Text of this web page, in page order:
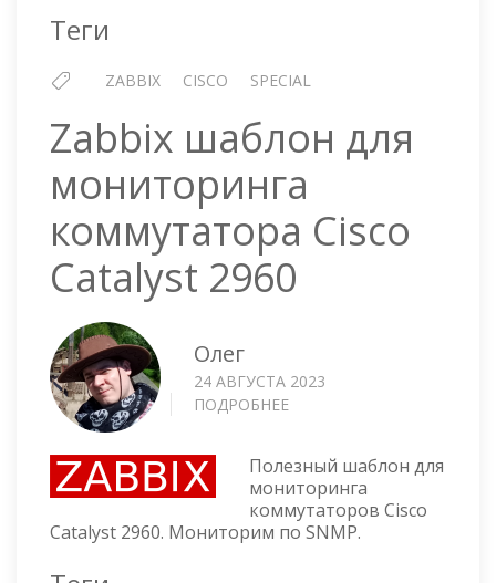
Теги
ZABBIX CISCO SPECIAL
Zabbix шаблон для
мониторинга
коммутатора Cisco
Catalyst 2960
Олег
24 АВГУСТА 2023
ПОДРОБНЕЕ
ДЛЯ
МОНИТОРИНГА
КОММУТАТОРА
CISCO
Полезный шаблон для
мониторинга
коммутаторов Cisco
Catalyst 2960. Мониторим по SNMP.